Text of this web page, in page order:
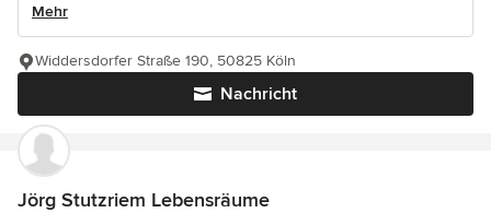
Mehr
Nachricht
Widdersdorfer Straße 190, 50825 Köln
Jörg Stutzriem Lebensräume